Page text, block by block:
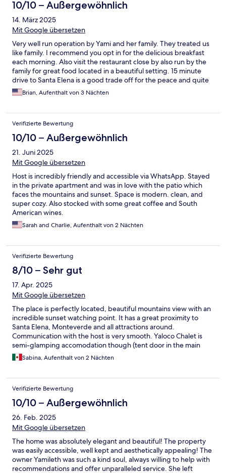
10/10 – Außergewöhnlich
14. März 2025
Mit Google übersetzen
Very well run operation by Yami and her family. They treated us
like family. I recommend you opt in for the delicious breakfast
each morning. Also visit the restaurant close by also run by the
family for great food located in a beautiful setting. 15 minute
drive to Santa Elena is a good trade off for the peace and quite
and authentic Costa Rica experience of this place.
Brian, Aufenthalt von 3 Nächten
Verifizierte Bewertung
10/10 – Außergewöhnlich
21. Juni 2025
Mit Google übersetzen
Host is incredibly friendly and accessible via WhatsApp. Stayed
in the private apartment and was in love with the patio which
faces the mountains and sunset. Space is modern. clean, and
super cozy. Also stocked with some great coffee and South
American wines.
Sarah and Charlie, Aufenthalt von 2 Nächten
Verifizierte Bewertung
8/10 – Sehr gut
17. Apr. 2025
Mit Google übersetzen
The place is perfectly located, beautiful mountains view with an
incredible sunset watching point. It has a great proximity to
Santa Elena, Monteverde and all attractions around.
Communication with the host is very smooth. Yaloco Chalet is
semi-glamping accomodation though (tent door in the main
bedroom), it is a bit challenging to rest when you have a light
sleep - quite noisy with wind and/ or rain. Other than that it was
Sabina, Aufenthalt von 2 Nächten
Verifizierte Bewertung
10/10 – Außergewöhnlich
26. Feb. 2025
Mit Google übersetzen
The home was absolutely elegant and beautiful! The property
was easily accessible, well kept and aesthetically appealing! The
owner Yamileth was such a kind soul, always willing to help with
recommendations and offer unparalleled service. She left